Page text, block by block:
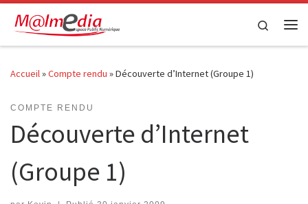
Passer au contenu
Search
Accueil»Compte rendu »Découverte d’Internet (Groupe 1)
COMPTE RENDU
Découverte d’Internet
(Groupe 1)